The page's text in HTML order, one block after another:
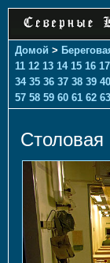
Домой >
11 12 13 14 15 16 17
34 35 36 37 38 39 40
57 58 59 60 61 62 63
Столовая